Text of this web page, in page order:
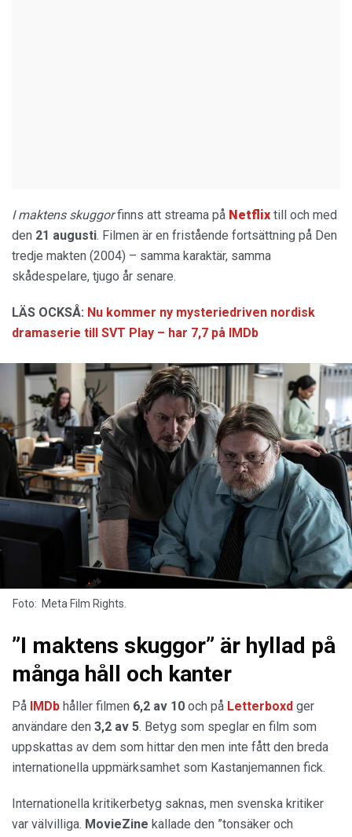
I maktens skuggorfinns att streama på Netflix till och med
den 21 augusti. Filmen är en fristående fortsättning på Den
tredje makten (2004) – samma karaktär, samma
skådespelare, tjugo år senare.
LÄS OCKSÅ: Nu kommer ny mysteriedriven nordisk
dramaserie till SVT Play – har 7,7 på IMDb
Foto: Meta Film Rights.
”I maktens skuggor” är hyllad på
många håll och kanter
På IMDb håller filmen 6,2 av 10 och på Letterboxd ger
användare den 3,2 av 5. Betyg som speglar en film som
uppskattas av dem som hittar den men inte fått den breda
internationella uppmärksamhet som Kastanjemannen fick.
Internationella kritikerbetyg saknas, men svenska kritiker
var välvilliga. MovieZine kallade den ”tonsäker och